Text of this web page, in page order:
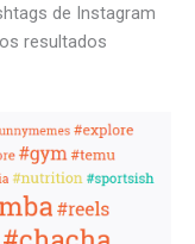
de Instagram
resultados